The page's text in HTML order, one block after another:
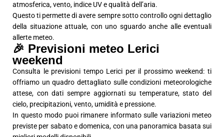
atmosferica, vento, indice UV e qualità dell’aria.
Questo ti permette di avere sempre sotto controllo ogni dettaglio
della situazione attuale, con uno sguardo anche alle eventuali
allerte meteo.
🎉 Previsioni meteo Lerici
weekend
Consulta le previsioni tempo Lerici per il prossimo weekend: ti
offriamo un quadro dettagliato sulle condizioni meteorologiche
attese, con dati sempre aggiornati su temperature, stato del
cielo, precipitazioni, vento, umidità e pressione.
In questo modo puoi rimanere informato sulle variazioni meteo
previste per sabato e domenica, con una panoramica basata sui